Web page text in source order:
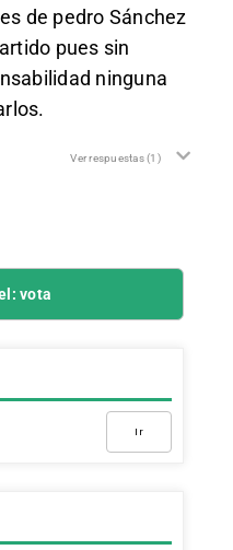
de pedro Sánchez
pues sin
ninguna
Ver respuestas(1)
vota
Ir